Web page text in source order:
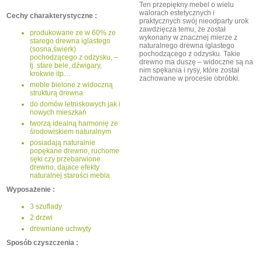
Cechy charakterystyczne :
produkowane ze w 60% ze
starego drewna iglastego
(sosna,świerk)
pochodzącego z odzysku, –
tj. stare bele, dźwigary,
krokwie itp…
meble bielone z widoczną
strukturą drewna
do domów letniskowych jak i
nowych mieszkań
tworzą idealną harmonię ze
środowiskiem naturalnym
posiadają naturalnie
popękane drewno, ruchome
sęki czy przebarwione
drewno, dajace efekty
naturalnej starości mebla
Wyposażenie :
3 szuflady
2 drzwi
drewniane uchwyty
Sposób czyszczenia :
Ten przepiękny mebel o wielu
walorach estetycznych i
praktycznych swój nieodparty urok
zawdzięcza temu, że został
wykonany w znacznej mierze z
naturalnego drewna iglastego
pochodzącego z odzysku. Takie
drewno ma duszę – widoczne są na
nim spękania i rysy, które został
zachowane w procesie obróbki.